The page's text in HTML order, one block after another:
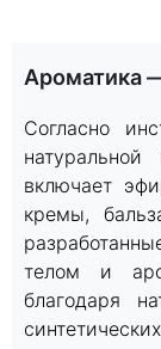
ofАроматика
Согласно
включает
кремы,
телом и
благодаря